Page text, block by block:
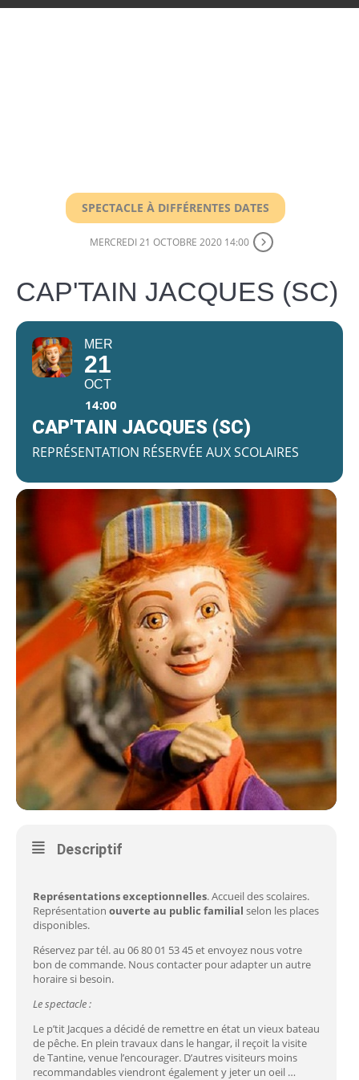
SPECTACLE À DIFFÉRENTES DATES
MERCREDI 21 OCTOBRE 2020 14:00
CAP'TAIN JACQUES (SC)
MER
21
OCT
14:00
CAP'TAIN JACQUES (SC)
REPRÉSENTATION RÉSERVÉE AUX SCOLAIRES
Descriptif
Représentations exceptionnelles. Accueil des scolaires.
Représentation ouverte au public familial selon les places
disponibles.
Réservez par tél. au 06 80 01 53 45 et envoyez nous votre
bon de commande. Nous contacter pour adapter un autre
horaire si besoin.
Le spectacle :
Le p’tit Jacques a décidé de remettre en état un vieux bateau
de pêche. En plein travaux dans le hangar, il reçoit la visite
de Tantine, venue l’encourager. D’autres visiteurs moins
recommandables viendront également y jeter un oeil …